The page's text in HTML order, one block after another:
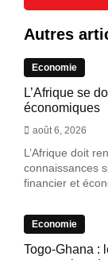
Autres
Economie
L’Afrique se
économiques
août 6, 2026
L’Afrique doit
connaissances
financier et
Economie
Togo-Ghana :